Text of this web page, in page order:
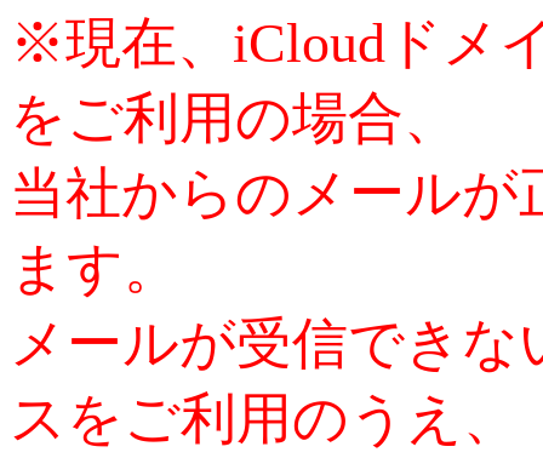
※現在、iCloudドメ
をご利用の場合、
当社からのメール
ます。
メールが受信でき
スをご利用のうえ、